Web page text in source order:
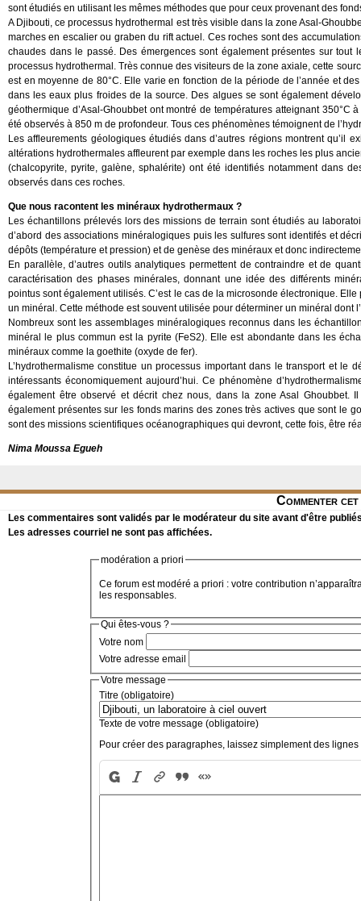
sont étudiés en utilisant les mêmes méthodes que pour ceux provenant des
A Djibouti, ce processus hydrothermal est très visible dans la zone Asal-
marches en escalier ou graben du rift actuel. Ces roches sont des
chaudes dans le passé. Des émergences sont également présentes sur
processus hydrothermal. Très connue des visiteurs de la zone axiale, cette
est en moyenne de 80°C. Elle varie en fonction de la période de l’année et
dans les eaux plus froides de la source. Des algues se sont également
géothermique d’Asal-Ghoubbet ont montré de températures atteignant 350°C
été observés à 850 m de profondeur. Tous ces phénomènes témoignent de
Les affleurements géologiques étudiés dans d’autres régions montrent qu’il
altérations hydrothermales affleurent par exemple dans les roches les plus
(chalcopyrite, pyrite, galène, sphalérite) ont été identifiés notamment dans
observés dans ces roches.
Que nous racontent les minéraux hydrothermaux ?
Les échantillons prélevés lors des missions de terrain sont étudiés au
d’abord des associations minéralogiques puis les sulfures sont identifés et
dépôts (température et pression) et de genèse des minéraux et donc
En parallèle, d’autres outils analytiques permettent de contraindre et de
caractérisation des phases minérales, donnant une idée des différents
pointus sont également utilisés. C’est le cas de la microsonde électronique.
un minéral. Cette méthode est souvent utilisée pour déterminer un minéral dont
Nombreux sont les assemblages minéralogiques reconnus dans les
minéral le plus commun est la pyrite (FeS2). Elle est abondante dans les
minéraux comme la goethite (oxyde de fer).
L’hydrothermalisme constitue un processus important dans le transport et
intéressants économiquement aujourd’hui. Ce phénomène
également être observé et décrit chez nous, dans la zone Asal Ghoubbet.
également présentes sur les fonds marins des zones très actives que sont le
sont des missions scientifiques océanographiques qui devront, cette fois, être
Nima Moussa Egueh
Commenter
Les commentaires sont validés par le modérateur du site avant d'être
Les adresses courriel ne sont pas affichées.
modération a priori
Ce forum est modéré a priori : votre contribution
les responsables.
Qui êtes-vous ?
Votre nom
Votre adresse email
Votre message
Titre (obligatoire)
Texte de votre message (obligatoire)
Pour créer des paragraphes, laissez simplement des lignes